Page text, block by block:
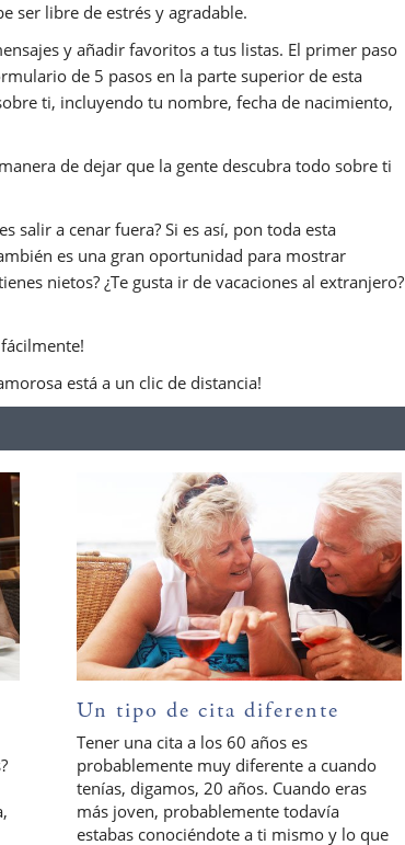
ser libre de estrés y agradable.
y añadir favoritos a tus listas. El primer paso
de 5 pasos en la parte superior de esta
ti, incluyendo tu nombre, fecha de nacimiento,
de dejar que la gente descubra todo sobre ti
salir a cenar fuera? Si es así, pon toda esta
es una gran oportunidad para mostrar
nietos? ¿Te gusta ir de vacaciones al extranjero?
está a un clic de distancia!
Un tipo de cita diferente
Tener una cita a los 60 años es
probablemente muy diferente a cuando
tenías, digamos, 20 años. Cuando eras
más joven, probablemente todavía
estabas conociéndote a ti mismo y lo que